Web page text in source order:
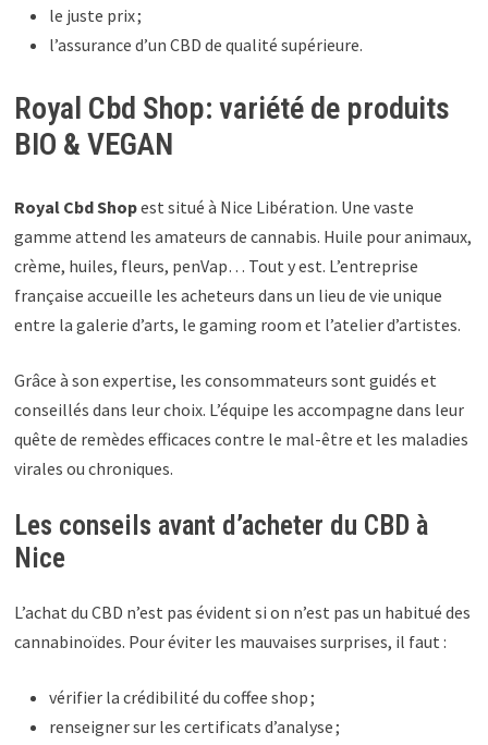
le juste prix ;
l’assurance d’un CBD de qualité supérieure.
Royal Cbd Shop: variété de produits
BIO & VEGAN
Royal Cbd Shopest situé à Nice Libération. Une vaste
gamme attend les amateurs de cannabis. Huile pour animaux,
crème, huiles, fleurs, penVap… Tout y est. L’entreprise
française accueille les acheteurs dans un lieu de vie unique
entre la galerie d’arts, le gaming room et l’atelier d’artistes.
Grâce à son expertise, les consommateurs sont guidés et
conseillés dans leur choix. L’équipe les accompagne dans leur
quête de remèdes efficaces contre le mal-être et les maladies
virales ou chroniques.
Les conseils avant d’acheter du CBD à
Nice
L’achat du CBD n’est pas évident si on n’est pas un habitué des
cannabinoïdes. Pour éviter les mauvaises surprises, il faut :
vérifier la crédibilité du coffee shop ;
renseigner sur les certificats d’analyse ;